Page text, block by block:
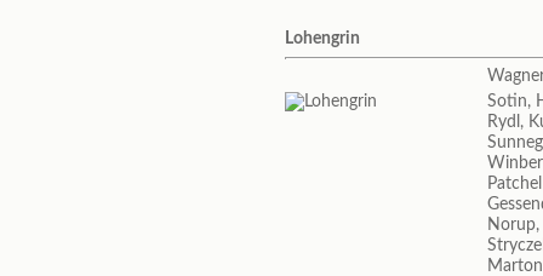
Lohengrin
Sotin,
Rydl,